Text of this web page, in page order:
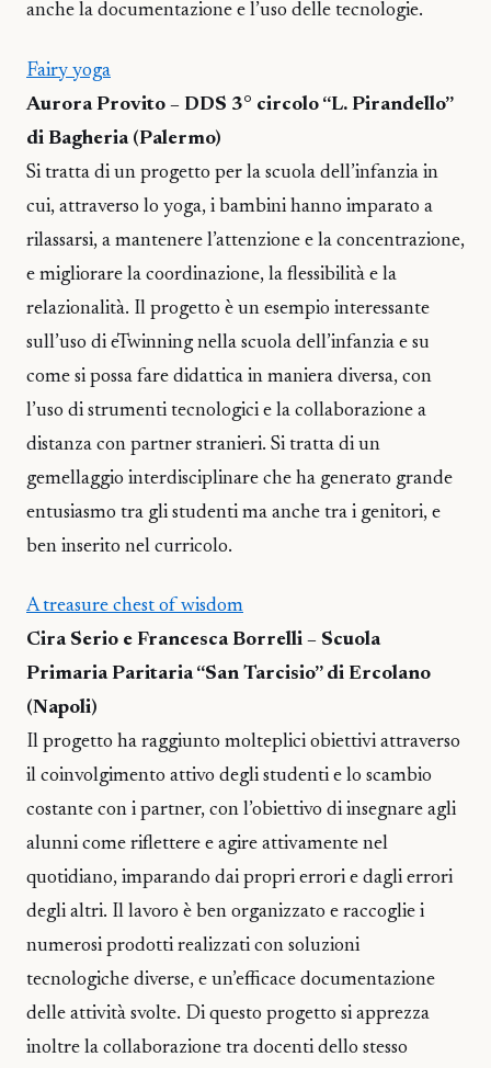
anche la documentazione e l’uso delle tecnologie.
Fairy yoga
Aurora Provito – DDS 3° circolo “L. Pirandello”
di Bagheria (Palermo)
Si tratta di un progetto per la scuola dell’infanzia in
cui, attraverso lo yoga, i bambini hanno imparato a
rilassarsi, a mantenere l’attenzione e la concentrazione,
e migliorare la coordinazione, la flessibilità e la
relazionalità. Il progetto è un esempio interessante
sull’uso di eTwinning nella scuola dell’infanzia e su
come si possa fare didattica in maniera diversa, con
l’uso di strumenti tecnologici e la collaborazione a
distanza con partner stranieri. Si tratta di un
gemellaggio interdisciplinare che ha generato grande
entusiasmo tra gli studenti ma anche tra i genitori, e
ben inserito nel curricolo.
A treasure chest of wisdom
Cira Serio e Francesca Borrelli – Scuola
Primaria Paritaria “San Tarcisio” di Ercolano
(Napoli)
Il progetto ha raggiunto molteplici obiettivi attraverso
il coinvolgimento attivo degli studenti e lo scambio
costante con i partner, con l’obiettivo di insegnare agli
alunni come riflettere e agire attivamente nel
quotidiano, imparando dai propri errori e dagli errori
degli altri. Il lavoro è ben organizzato e raccoglie i
numerosi prodotti realizzati con soluzioni
tecnologiche diverse, e un’efficace documentazione
delle attività svolte. Di questo progetto si apprezza
inoltre la collaborazione tra docenti dello stesso